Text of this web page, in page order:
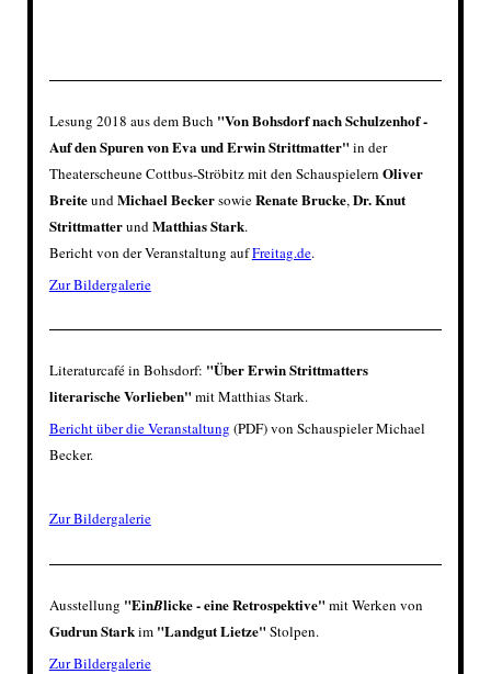
Lesung 2018 aus dem Buch "Von Bohsdorf nach Schulzenhof -
Auf den Spuren von Eva und Erwin Strittmatter" in der
TheaterscheuneCottbus-Ströbitz mit den Schauspielern Oliver
BreiteundMichael BeckersowieRenate Brucke,Dr. Knut
StrittmatterundMatthias Stark.
Bericht von der Veranstaltung aufFreitag.de.
Zur Bildergalerie
Literaturcafé in Bohsdorf: "Über Erwin Strittmatters
literarische Vorlieben" mit Matthias Stark.
Bericht über die Veranstaltung (PDF) von Schauspieler Michael
Becker.
Zur Bildergalerie
Ausstellung "EinBlicke - eine Retrospektive" mit Werken von
Gudrun Starkim "Landgut Lietze" Stolpen.
Zur Bildergalerie